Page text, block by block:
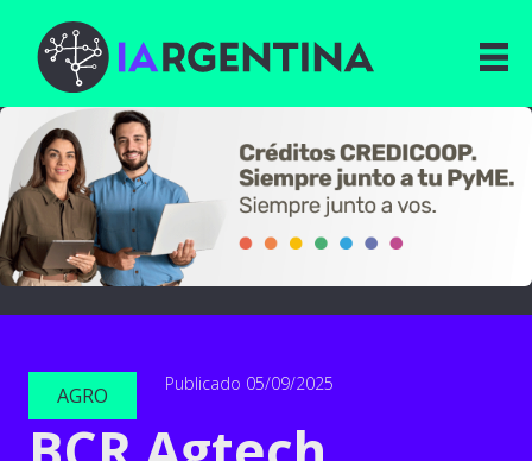
AGRO Publicado 05/09/2025